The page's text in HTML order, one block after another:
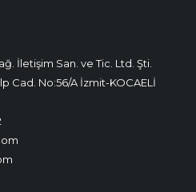
İletişim San. ve Tic. Ltd. Şti.
Cad. No:56/A İzmit-KOCAELİ